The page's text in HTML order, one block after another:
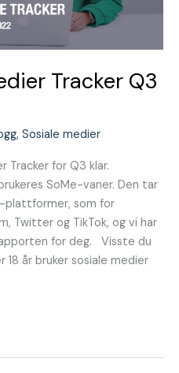
Tracker Q3
, Sosiale medier
Tracker for Q3 klar.
SoMe-vaner. Den tar
plattformer, som for
Twitter og TikTok, og vi har
for deg. Visste du
18 år bruker sosiale medier